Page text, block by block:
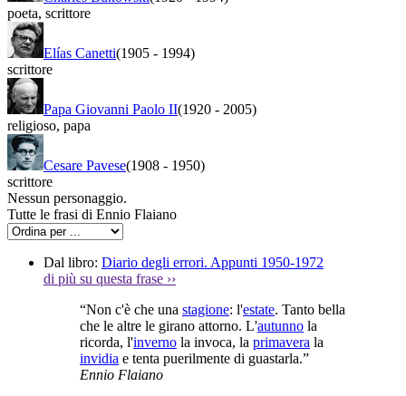
poeta, scrittore
Elías Canetti(1905 - 1994)
scrittore
Papa Giovanni Paolo II(1920 - 2005)
religioso, papa
Cesare Pavese(1908 - 1950)
scrittore
Nessun personaggio.
Tutte le frasi di Ennio Flaiano
Dal libro: Diario degli errori. Appunti 1950-1972
di più su questa frase ››
“Non c'è che una stagione: l'estate. Tanto bella
che le altre le girano attorno. L'autunno la
ricorda, l'inverno la invoca, la primavera la
invidia e tenta puerilmente di guastarla.”
Ennio Flaiano